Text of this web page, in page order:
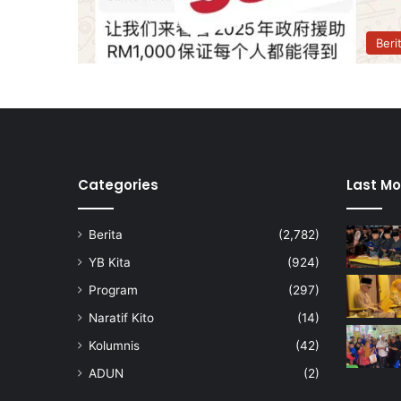
Categories
Berita
(2,782)
YB Kita
(924)
Program
(297)
Naratif Kito
(14)
Kolumnis
(42)
ADUN
(2)
Last